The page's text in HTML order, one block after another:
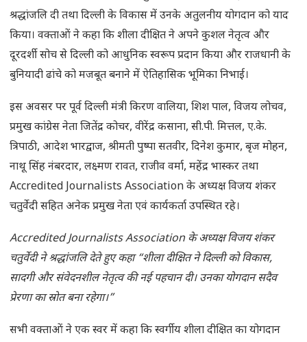
श्रद्धांजलि दी तथा दिल्ली के विकास में उनके अतुलनीय योगदान को याद
किया। वक्ताओं ने कहा कि शीला दीक्षित ने अपने कुशल नेतृत्व और
दूरदर्शी सोच से दिल्ली को आधुनिक स्वरूप प्रदान किया और राजधानी के
बुनियादी ढांचे को मजबूत बनाने में ऐतिहासिक भूमिका निभाई।
इस अवसर पर पूर्व दिल्ली मंत्री किरण वालिया, शिश पाल, विजय लोचव,
प्रमुख कांग्रेस नेता जितेंद्र कोचर, वीरेंद्र कसाना, सी.पी. मित्तल, ए.के.
त्रिपाठी, आदेश भारद्वाज, श्रीमती पुष्पा सतवीर, दिनेश कुमार, बृज मोहन,
नाथू सिंह नंबरदार, लक्ष्मण रावत, राजीव वर्मा, महेंद्र भास्कर तथा
Accredited Journalists Association के अध्यक्ष विजय शंकर
चतुर्वेदी सहित अनेक प्रमुख नेता एवं कार्यकर्ता उपस्थित रहे।
Accredited Journalists Association के अध्यक्ष विजय शंकर
चतुर्वेदी ने श्रद्धांजलि देते हुए कहा “शीला दीक्षित ने दिल्ली को विकास,
सादगी और संवेदनशील नेतृत्व की नई पहचान दी। उनका योगदान सदैव
प्रेरणा का स्रोत बना रहेगा।”
सभी वक्ताओं ने एक स्वर में कहा कि स्वर्गीय शीला दीक्षित का योगदान